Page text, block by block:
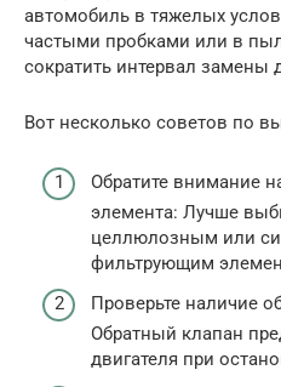
автомобиль в тяжелых
частыми пробками или в
сократить интервал замены
Вот несколько советов по
Обратите внимание
элемента: Лучше
целлюлозным или
фильтрующим
Проверьте наличие
Обратный клапан
двигателя при